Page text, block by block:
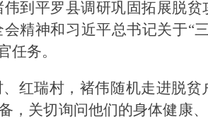
到平罗县调研巩固拓展脱
精神和习近平总书记关于“
任务。
红瑞村，褚伟随机走进脱
，关切询问他们的身体健康